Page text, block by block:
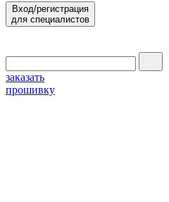
Вход/регистрация
для специалистов
заказать
прошивку